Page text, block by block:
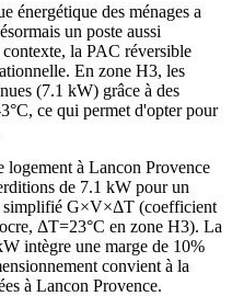
énergétique des ménages a
un poste aussi
la PAC réversible
En zone H3, les
(7.1 kW) grâce à des
ce qui permet d'opter pour
à Lancon Provence
de 7.1 kW pour un
simplifié G×V×ΔT (coefficient
ΔT=23°C en zone H3). La
intègre une marge de 10%
convient à la
à Lancon Provence.